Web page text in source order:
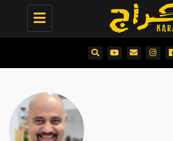
Toggle
navigation